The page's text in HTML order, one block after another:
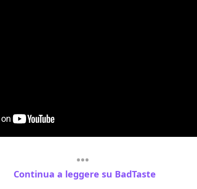
Continua a leggere su BadTaste